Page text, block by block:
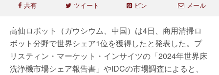
共有 ツイート ピン メール
高仙ロボット（ガウシウム、中国）は4日、商用清掃ロ
ボット分野で世界シェア1位を獲得したと発表した。プ
リスティン・マーケット・インサイツの「2024年世界床
洗浄機市場シェア報告書」やIDCの市場調査によると、